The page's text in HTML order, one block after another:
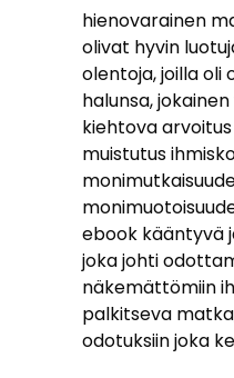
hienovarainen
olivat hyvin
olentoja, joilla oli
halunsa,
kiehtova
muistutus
ebook kääntyvä
joka johti
näkemättömiin
palkitseva
odotuksiin joka